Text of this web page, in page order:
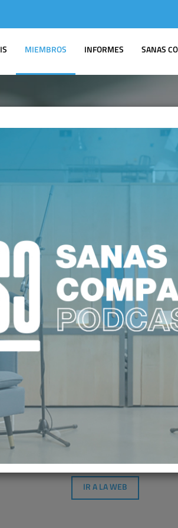
MIEMBROS INFORMES SANAS
MIEMBROS
IR A LA WEB